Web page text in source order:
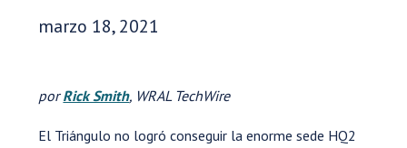
Fecha de publicación:
marzo 18, 2021
porRick Smith, WRAL TechWire
El Triángulo no logró conseguir la enorme sede HQ2